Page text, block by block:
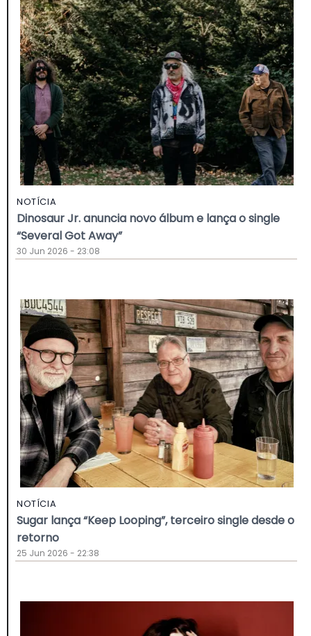
NOTÍCIA
Dinosaur Jr. anuncia novo álbum e lança o single
“Several Got Away”
30 Jun 2026 - 23:08
NOTÍCIA
Sugar lança “Keep Looping”, terceiro single desde o
retorno
25 Jun 2026 - 22:38